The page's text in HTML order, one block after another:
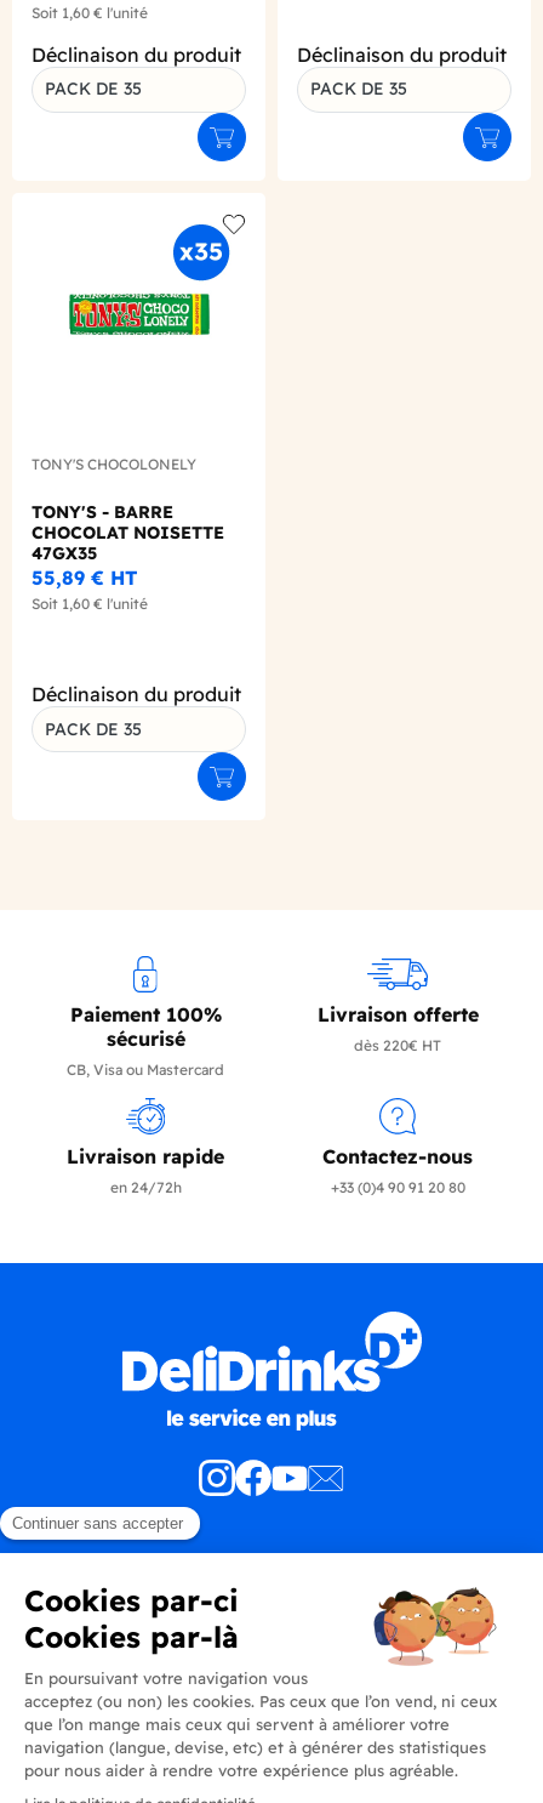
Soit 1,60 € l'unité
Déclinaison du produit
PACK DE 35
Ajouter au panier
Déclinaison du produit
PACK DE 35
Add to wishlist
TONY'S CHOCOLONELY
TONY'S - BARRE
CHOCOLAT NOISETTE
47GX35
55,89 € HT
Soit 1,60 € l'unité
Déclinaison du produit
PACK DE 35
Ajouter au panier
Paiement 100%
sécurisé
CB, Visa ou Mastercard
Livraison offerte
dès 220€ HT
Livraison rapide
en 24/72h
Contactez-nous
+33 (0)4 90 91 20 80
Produits
En savoir plus
Informations